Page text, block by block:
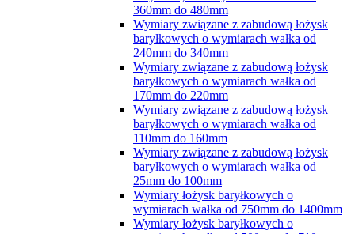
360mm do 480mm
Wymiary związane z zabudową łożysk
baryłkowych o wymiarach wałka od
240mm do 340mm
Wymiary związane z zabudową łożysk
baryłkowych o wymiarach wałka od
170mm do 220mm
Wymiary związane z zabudową łożysk
baryłkowych o wymiarach wałka od
110mm do 160mm
Wymiary związane z zabudową łożysk
baryłkowych o wymiarach wałka od
25mm do 100mm
Wymiary łożysk baryłkowych o
wymiarach wałka od 750mm do 1400mm
Wymiary łożysk baryłkowych o